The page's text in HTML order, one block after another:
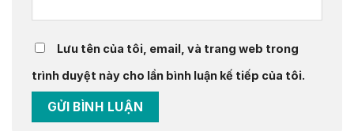
Lưu tên của tôi, email, và trang web trong
trình duyệt này cho lần bình luận kế tiếp của tôi.